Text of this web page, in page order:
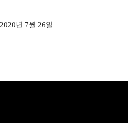
2020년 7월 26일